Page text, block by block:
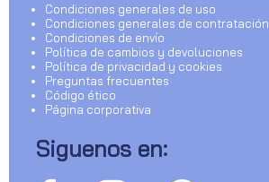
Condiciones generales de uso
Condiciones generales de contratación
Condiciones de envío
Política de cambios y devoluciones
Política de privacidad y cookies
Preguntas frecuentes
Código ético
Página corporativa
Siguenos en: